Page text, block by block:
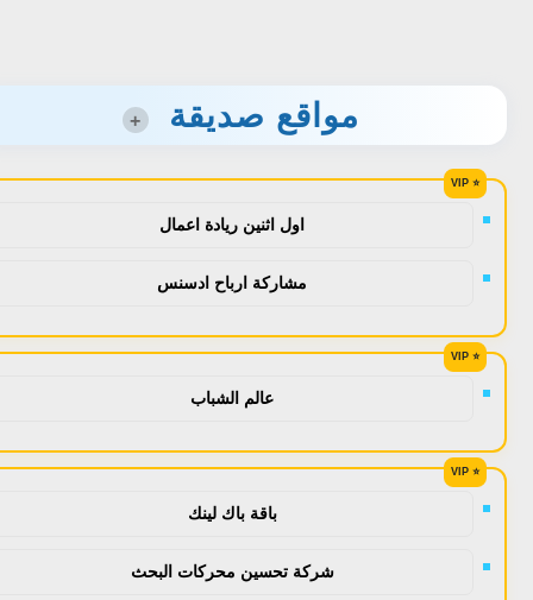
مواقع صديقة +
اول اثنين ريادة اعمال
مشاركة ارباح ادسنس
عالم الشباب
باقة باك لينك
شركة تحسين محركات البحث